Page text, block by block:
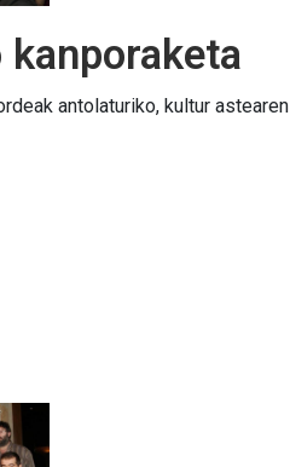
kanporaketa
antolaturiko, kultur astearen